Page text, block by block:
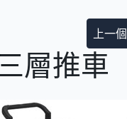
上一個
層推車